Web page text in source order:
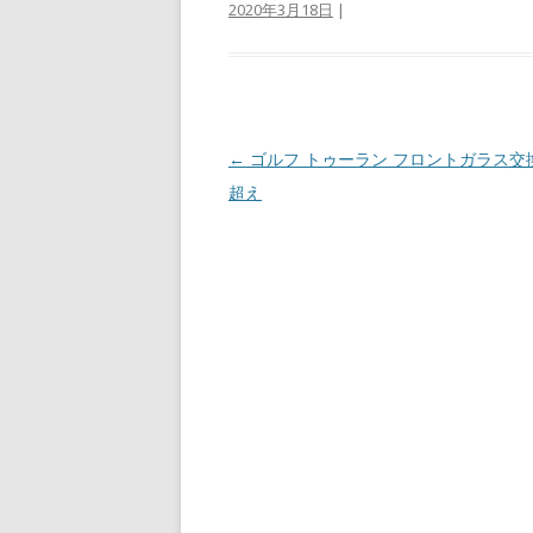
2020年3月18日 |
投
稿
← ゴルフ トゥーラン フロントガラス交
超え